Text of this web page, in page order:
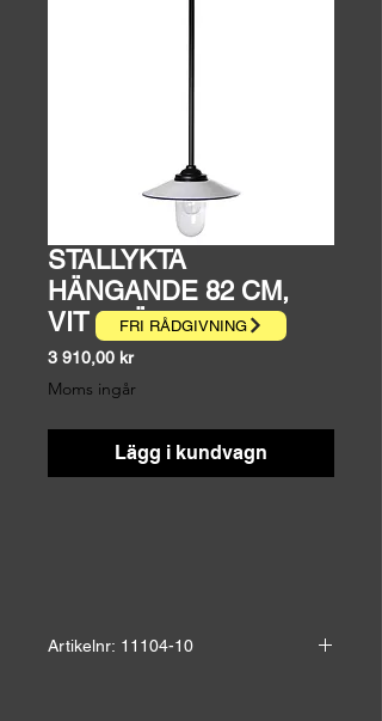
STALLYKTA
HÄNGANDE 82 CM,
VIT SKÄRM
3 910,00 krPris
Moms ingår
Lägg i kundvagn
Artikelnr: 11104-10
FRI RÅDGIVNING